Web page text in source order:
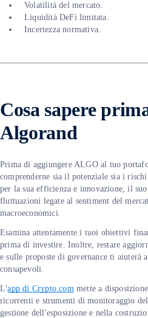
Volatilità del mercato.
Liquidità DeFi limitata.
Incertezza normativa.
Cosa sapere
Algorand
Prima di aggiungere ALGO al tuo
comprenderne sia il potenziale sia i
per la sua efficienza e innovazione, il
fluttuazioni legate al sentiment del
macroeconomici.
Esamina attentamente i tuoi obiettivi
prima di investire. Inoltre, restare
e sulle proposte di governance ti aiuterà
consapevoli.
L'app di Crypto.commette a
ricorrenti e strumenti di monitoraggio
gestione dell'esposizione e nella